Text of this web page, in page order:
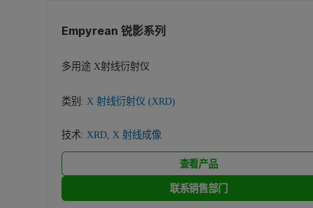
Empyrean 锐影系列
多用途 X射线衍射仪
类别: X 射线衍射仪 (XRD)
技术: XRD X 射线成像
查看产品
联系销售部门